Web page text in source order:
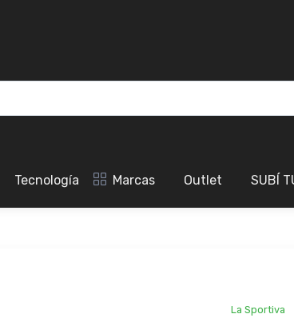
Tecnología Marcas Outlet SUBÍ
La Sportiva